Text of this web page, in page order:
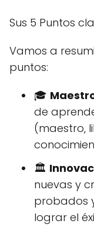
Sus 5 Puntos
Vamos a
puntos:
🎓
de
(maestro,
🏛️
nuevas y
probados
lograr el